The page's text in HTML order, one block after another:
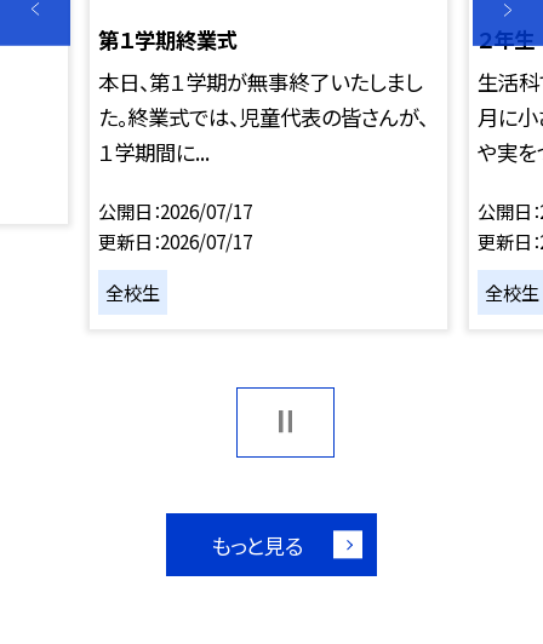
第１学期終業式
本日、第１学期が無事終了いたしまし
た。終業式では、児童代表の皆さんが、
１学期間に...
公開日 2026/07/17
更新日 2026/07/17
全校生
２年
生活科
月に小
や実を
公開日
更新日
全校生
もっと見る